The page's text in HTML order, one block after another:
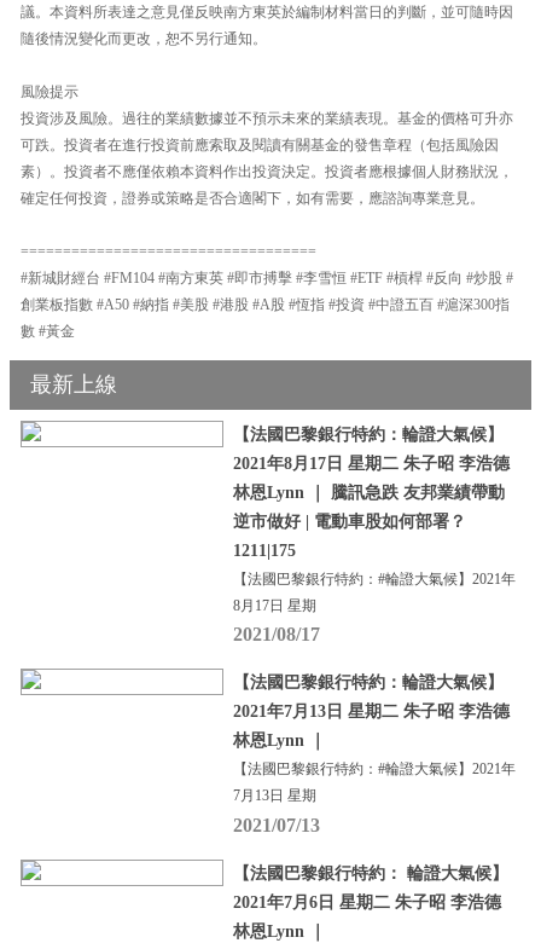
議。本資料所表達之意見僅反映南方東英於編制材料當日的判斷，並可隨時因
隨後情況變化而更改，恕不另行通知。
風險提示
投資涉及風險。過往的業績數據並不預示未來的業績表現。基金的價格可升亦
可跌。投資者在進行投資前應索取及閱讀有關基金的發售章程（包括風險因
素）。投資者不應僅依賴本資料作出投資決定。投資者應根據個人財務狀況，
確定任何投資，證券或策略是否合適閣下，如有需要，應諮詢專業意見。
===================================
#新城財經台 #FM104 #南方東英 #即市搏擊 #李雪恒 #ETF #槓桿 #反向 #炒股 #
創業板指數 #A50 #納指 #美股 #港股 #A股 #恆指 #投資 #中證五百 #滬深300指
數 #黃金
最新上線
【法國巴黎銀行特約：輪證大氣候】
2021年8月17日 星期二 朱子昭 李浩德
林恩Lynn ｜ 騰訊急跌 友邦業績帶動
逆市做好 | 電動車股如何部署？
1211|175
【法國巴黎銀行特約：#輪證大氣候】2021年
8月17日 星期
2021/08/17
【法國巴黎銀行特約：輪證大氣候】
2021年7月13日 星期二 朱子昭 李浩德
林恩Lynn ｜
【法國巴黎銀行特約：#輪證大氣候】2021年
7月13日 星期
2021/07/13
【法國巴黎銀行特約： 輪證大氣候】
2021年7月6日 星期二 朱子昭 李浩德
林恩Lynn ｜